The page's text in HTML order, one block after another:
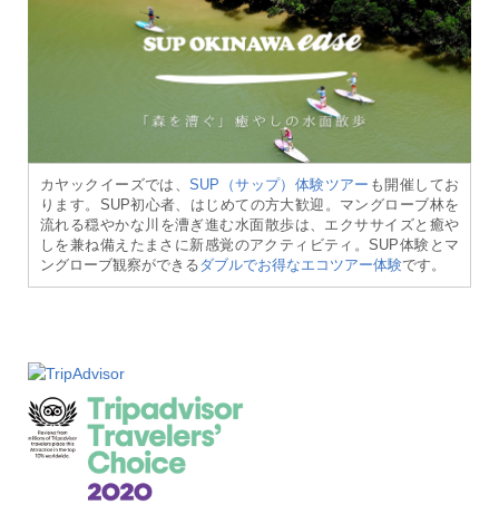
カヤックイーズでは、SUP（サップ）体験ツアー も開催してお
ります。SUP初心者、はじめての方大歓迎。マングローブ林を
流れる穏やかな川を漕ぎ進む水面散歩は、エクササイズと癒や
しを兼ね備えたまさに新感覚のアクティビティ。SUP体験とマ
ングローブ観察ができるダブルでお得なエコツアー体験です。